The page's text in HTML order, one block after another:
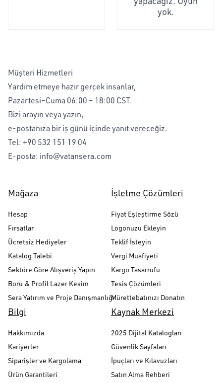
yok.
Müşteri Hizmetleri
Yardım etmeye hazır gerçek insanlar,
Pazartesi–Cuma 06:00 – 18:00 CST.
Bizi arayın veya yazın,
e-postanıza bir iş günü içinde yanıt vereceğiz.
Tel: +90 532 151 19 04
E-posta: info@vatansera.com
Mağaza
Hesap
Fırsatlar
Ücretsiz Hediyeler
Katalog Talebi
Sektöre Göre Alışveriş Yapın
Boru & Profil Lazer Kesim
Sera Yatırım ve Proje Danışmanlığı
İşletme Çözümleri
Fiyat Eşleştirme Sözü
Logonuzu Ekleyin
Teklif İsteyin
Vergi Muafiyeti
Kargo Tasarrufu
Tesis Çözümleri
Mürettebatınızı Donatın
Bilgi
Hakkımızda
Kariyerler
Siparişler ve Kargolama
Ürün Garantileri
Kaynak Merkezi
2025 Dijital Katalogları
Güvenlik Sayfaları
İpuçları ve Kılavuzları
Satın Alma Rehberi